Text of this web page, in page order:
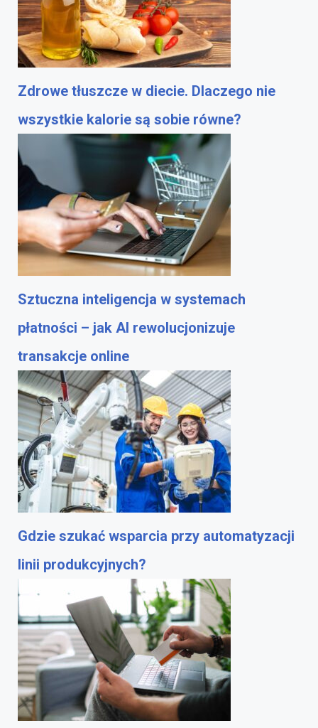
Zdrowe tłuszcze w diecie. Dlaczego nie
wszystkie kalorie są sobie równe?
Sztuczna inteligencja w systemach
płatności – jak AI rewolucjonizuje
transakcje online
Gdzie szukać wsparcia przy automatyzacji
linii produkcyjnych?